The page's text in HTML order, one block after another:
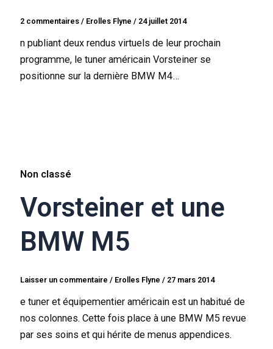
2 commentaires / Erolles Flyne/ 24 juillet 2014
n publiant deux rendus virtuels de leur prochain
programme, le tuner américain Vorsteiner se
positionne sur la dernière BMW M4…
Non classé
Vorsteiner et une
BMW M5
Laisser un commentaire / Erolles Flyne/ 27 mars 2014
e tuner et équipementier américain est un habitué de
nos colonnes. Cette fois place à une BMW M5 revue
par ses soins et qui hérite de menus appendices.